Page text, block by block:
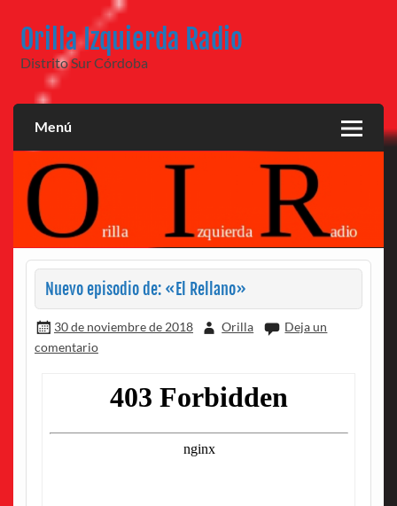
contenido
Orilla Izquierda Radio
Distrito Sur Córdoba
Menú
Nuevo episodio de: «El Rellano»
30 de noviembre de 2018 Orilla
Deja un
comentario